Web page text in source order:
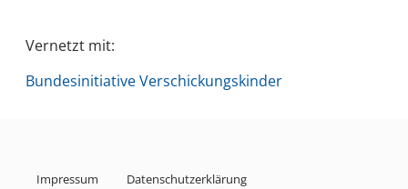
Vernetzt mit:
Bundesinitiative Verschickungskinder
Impressum Datenschutzerklärung